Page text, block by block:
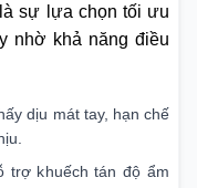
sự lựa chọn tối ưu
nhờ khả năng điều
dịu mát tay, hạn chế
trợ khuếch tán độ ẩm